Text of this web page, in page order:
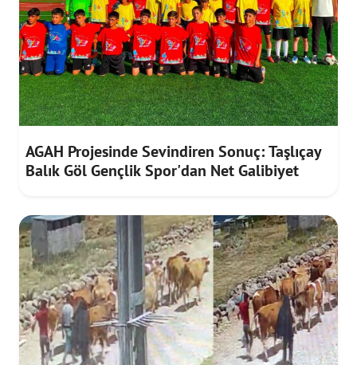
AGAH Projesinde Sevindiren Sonuç: Taşlıçay
Balık Göl Gençlik Spor'dan Net Galibiyet